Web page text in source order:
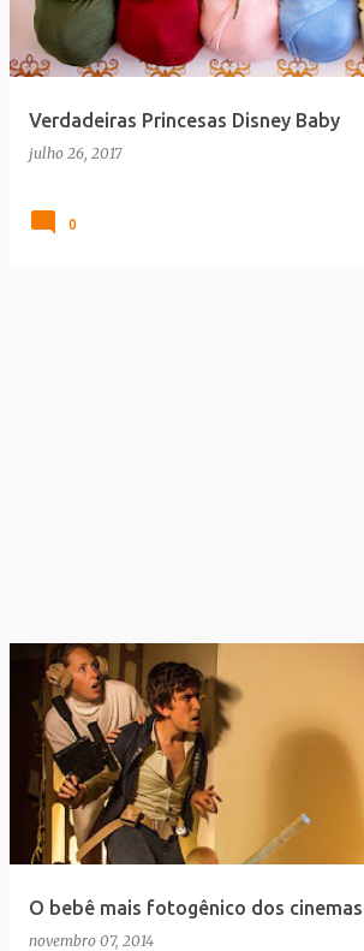
g
Verdadeiras Princesas Disney Baby
julho 26, 2017
0
O bebê mais fotogênico dos cinemas
novembro 07, 2014